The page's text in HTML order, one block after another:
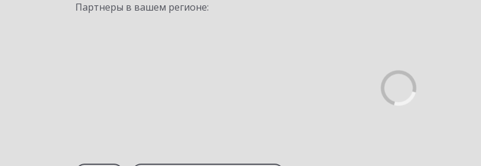
Партнеры в вашем регионе: